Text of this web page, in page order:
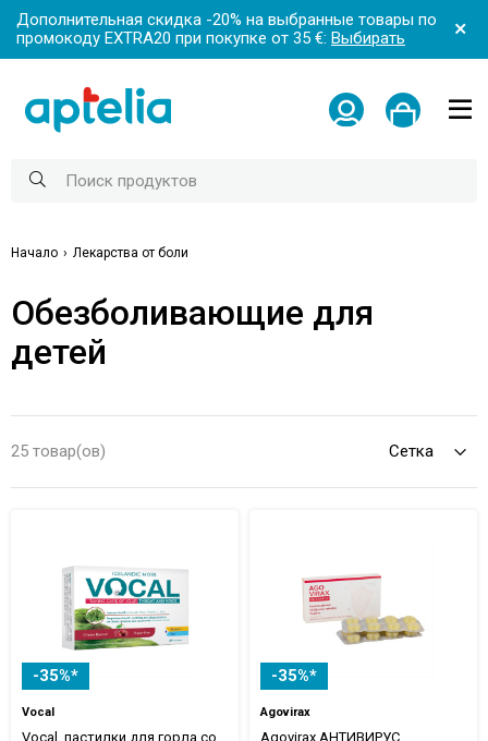
Дополнительная скидка -20% на выбранные товары по
промокоду EXTRA20 при покупке от 35 €: Выбирать
Начало Лекарства от боли
Обезболивающие для
детей
25 товар(ов)
-35%*
Vocal
Vocal, пастилки для горла со
-35%*
Agovirax
Agovirax АНТИВИРУС,